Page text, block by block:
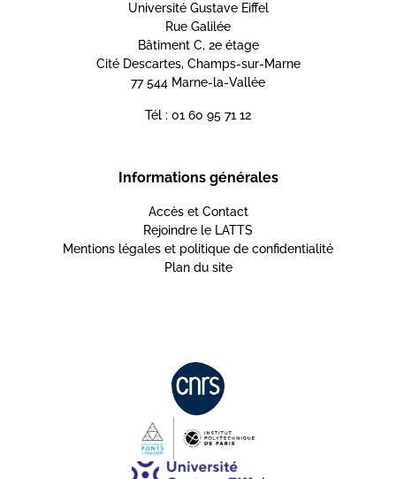
Université Gustave Eiffel
Rue Galilée
Bâtiment C, 2e étage
Cité Descartes, Champs-sur-Marne
77 544 Marne-la-Vallée
Tél : 01 60 95 71 12
Informations générales
Accès et Contact
Rejoindre le LATTS
Mentions légales et politique de confidentialité
Plan du site